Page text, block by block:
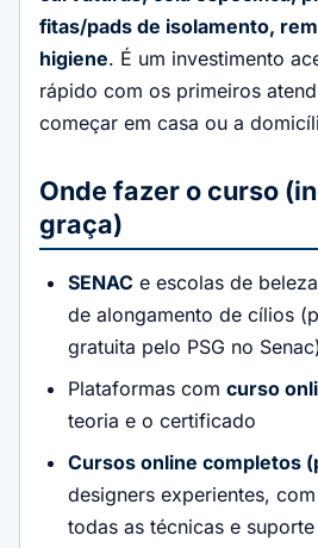
fitas/pads de isolamento,
higiene. É um investimento
rápido com os primeiros
começar em casa ou a
Onde fazer o curso
graça)
SENAC e escolas de
de alongamento de cílios
gratuita pelo PSG no
Plataformas com curso
teoria e o certificado
Cursos online completos
designers experientes,
todas as técnicas e suporte